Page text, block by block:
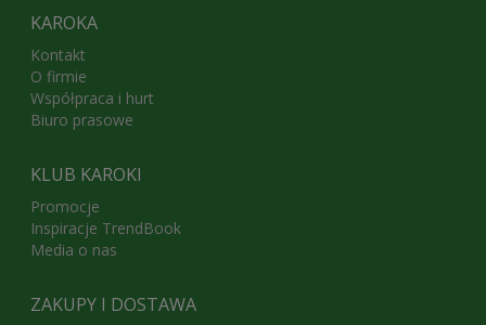
KAROKA
Kontakt
O firmie
Współpraca i hurt
Biuro prasowe
KLUB KAROKI
Promocje
Inspiracje TrendBook
Media o nas
ZAKUPY I DOSTAWA